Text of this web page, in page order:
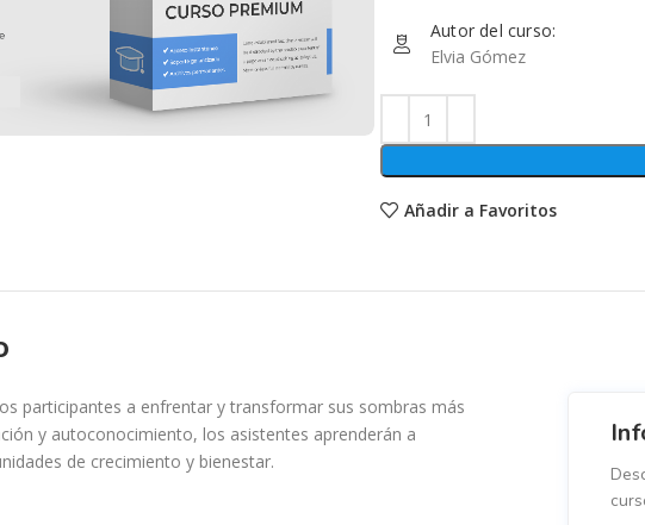
Autor del curso:
Elvia Gómez
Añadir a Favoritos
participantes a enfrentar y transformar sus sombras más
y autoconocimiento, los asistentes aprenderán a
de crecimiento y bienestar.